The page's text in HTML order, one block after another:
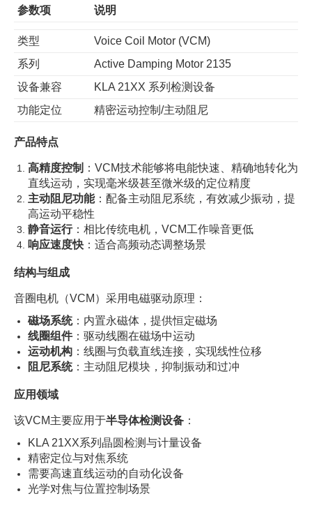
参数项 说明
类型
Voice Coil Motor (VCM)
系列
Active Damping Motor 2135
设备兼容
KLA 21XX 系列检测设备
功能定位
精密运动控制/主动阻尼
产品特点
高精度控制 ：VCM技术能够将电能快速、精确地转化为
直线运动，实现毫米级甚至微米级的定位精度
主动阻尼功能：配备主动阻尼系统，有效减少振动，提
高运动平稳性
静音运行：相比传统电机，VCM工作噪音更低
响应速度快 ：适合高频动态调整场景
结构与组成
音圈电机（VCM）采用电磁驱动原理：
磁场系统：内置永磁体，提供恒定磁场
线圈组件：驱动线圈在磁场中运动
运动机构 ：线圈与负载直线连接，实现线性位移
阻尼系统：主动阻尼模块，抑制振动和过冲
应用领域
该VCM主要应用于半导体检测设备 ：
KLA 21XX系列晶圆检测与计量设备
精密定位与对焦系统
需要高速直线运动的自动化设备
光学对焦与位置控制场景